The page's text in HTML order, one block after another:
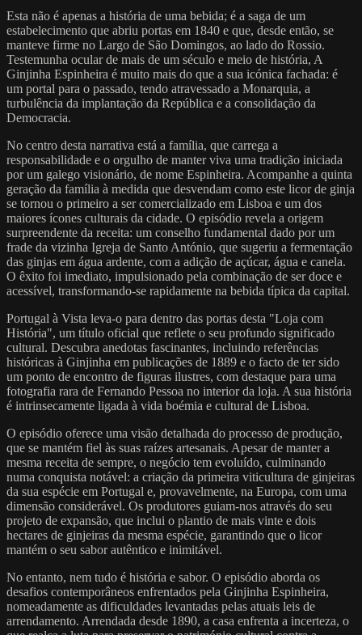
Esta não é apenas a história de uma bebida; é a saga de um
estabelecimento que abriu portas em 1840 e que, desde então, se
manteve firme no Largo de São Domingos, ao lado do Rossio.
Testemunha ocular de mais de um século e meio de história, A
Ginjinha Espinheira é muito mais do que a sua icónica fachada: é
um portal para o passado, tendo atravessado a Monarquia, a
turbulência da implantação da República e a consolidação da
Democracia.
No centro desta narrativa está a família, que carrega a
responsabilidade e o orgulho de manter viva uma tradição iniciada
por um galego visionário, de nome Espinheira. Acompanhe a quinta
geração da família à medida que desvendam como este licor de ginja
se tornou o primeiro a ser comercializado em Lisboa e um dos
maiores ícones culturais da cidade. O episódio revela a origem
surpreendente da receita: um conselho fundamental dado por um
frade da vizinha Igreja de Santo António, que sugeriu a fermentação
das ginjas em água ardente, com a adição de açúcar, água e canela.
O êxito foi imediato, impulsionado pela combinação de ser doce e
acessível, transformando-se rapidamente na bebida típica da capital.
Portugal à Vista leva-o para dentro das portas desta "Loja com
História", um título oficial que reflete o seu profundo significado
cultural. Descubra anedotas fascinantes, incluindo referências
históricas à Ginjinha em publicações de 1889 e o facto de ter sido
um ponto de encontro de figuras ilustres, com destaque para uma
fotografia rara de Fernando Pessoa no interior da loja. A sua história
é intrinsecamente ligada à vida boémia e cultural de Lisboa.
O episódio oferece uma visão detalhada do processo de produção,
que se mantém fiel às suas raízes artesanais. Apesar de manter a
mesma receita de sempre, o negócio tem evoluído, culminando
numa conquista notável: a criação da primeira viticultura de ginjeiras
da sua espécie em Portugal e, provavelmente, na Europa, com uma
dimensão considerável. Os produtores guiam-nos através do seu
projeto de expansão, que inclui o plantio de mais vinte e dois
hectares de ginjeiras da mesma espécie, garantindo que o licor
mantém o seu sabor autêntico e inimitável.
No entanto, nem tudo é história e sabor. O episódio aborda os
desafios contemporâneos enfrentados pela Ginjinha Espinheira,
nomeadamente as dificuldades levantadas pelas atuais leis de
arrendamento. Arrendada desde 1890, a casa enfrenta a incerteza, o